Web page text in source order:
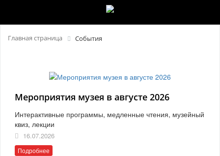
Главная страница События
Мероприятия музея в августе 2026
Интерактивные программы, медленные чтения, музейный
квиз, лекции
16.07.2026
Подробнее